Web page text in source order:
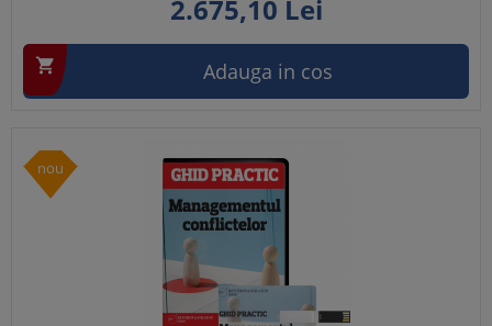
2.675,10 Lei
 Adauga in cos
nou